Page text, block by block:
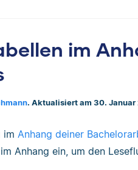
im
. Aktualisiert am 30. Januar
im Anhang deiner
Anhang ein, um den